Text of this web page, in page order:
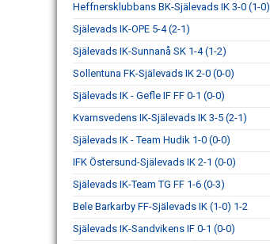
Heffnersklubbans BK-Själevads IK 3-0 (1-0)
Själevads IK-OPE 5-4 (2-1)
Själevads IK-Sunnanå SK 1-4 (1-2)
Sollentuna FK-Själevads IK 2-0 (0-0)
Själevads IK - Gefle IF FF 0-1 (0-0)
Kvarnsvedens IK-Själevads IK 3-5 (2-1)
Själevads IK - Team Hudik 1-0 (0-0)
IFK Östersund-Själevads IK 2-1 (0-0)
Själevads IK-Team TG FF 1-6 (0-3)
Bele Barkarby FF-Själevads IK (1-0) 1-2
Själevads IK-Sandvikens IF 0-1 (0-0)